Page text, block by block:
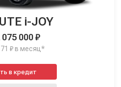
i-JOY
075 000 ₽
₽ в месяц*
Купить в кредит